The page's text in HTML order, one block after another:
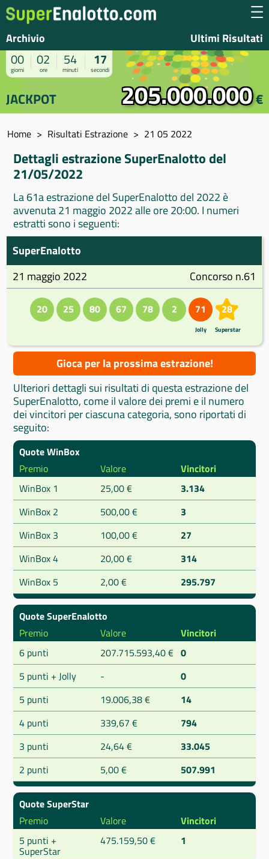
Archivio Ultimi Risultati
00
giorni
02
ore
54
minuti
17
secondi
JACKPOT 205.000.000€
Home Risultati Estrazione 21 05 2022
Dettagli estrazione SuperEnalotto del
21/05/2022
La 61a estrazione del SuperEnalotto del 2022 è
avvenuta 21 maggio 2022 alle ore 20:00. I numeri
estratti sono i seguenti:
SuperEnalotto
21 maggio 2022
Concorso n.61
20 25 80 67 78 2 71
Jolly
28
Superstar
Gioca per la prossima estrazione!
Ulteriori dettagli sui risultati di questa estrazione del
SuperEnalotto, come il valore dei premi e il numero
dei vincitori per ciascuna categoria, sono riportati di
seguito:
Quote WinBox
Premio
Valore
Vincitori
WinBox 1
25,00 €
3.134
WinBox 2
500,00 €
3
WinBox 3
100,00 €
27
WinBox 4
20,00 €
314
WinBox 5
2,00 € 295.797
Quote SuperEnalotto
Premio
Valore
Vincitori
6 punti
207.715.593,40 € 0
5 punti + Jolly
-
0
5 punti
19.006,38 €
14
4 punti
339,67 €
794
3 punti
24,64 €
33.045
2 punti
5,00 € 507.991
Quote SuperStar
Premio
Valore
Vincitori
5 punti +
SuperStar
475.159,50 € 1